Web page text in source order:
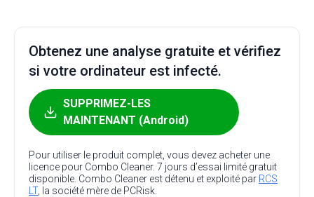
Obtenez une analyse gratuite et vérifiez
si votre ordinateur est infecté.
SUPPRIMEZ-LES
MAINTENANT (Android)
Pour utiliser le produit complet, vous devez acheter une
licence pour Combo Cleaner. 7 jours d’essai limité gratuit
disponible. Combo Cleaner est détenu et exploité par RCS
LT, la société mère de PCRisk.